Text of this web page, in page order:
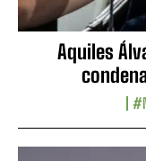
Aquiles